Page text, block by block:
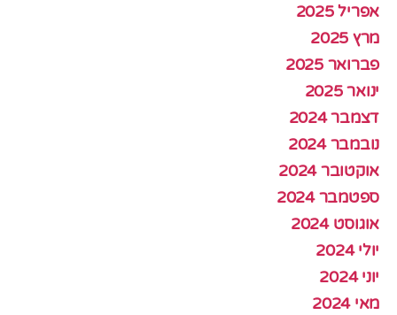
אפריל 2025
מרץ 2025
פברואר 2025
ינואר 2025
דצמבר 2024
נובמבר 2024
אוקטובר 2024
ספטמבר 2024
אוגוסט 2024
יולי 2024
יוני 2024
מאי 2024